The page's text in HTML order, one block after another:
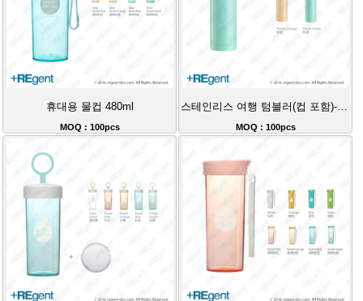
휴대용 물컵 480ml
MOQ : 100pcs
스테인리스 여행 텀블러(컵 포함)-480ml
MOQ : 100pcs